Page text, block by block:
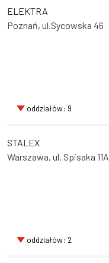
ELEKTRA
Poznań, ul.Sycowska 46
oddziałów: 9
STALEX
Warszawa, ul. Spisaka 11A
oddziałów: 2